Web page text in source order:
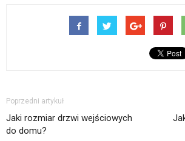
Poprzedni artykuł
Jaki rozmiar drzwi wejściowych
do domu?